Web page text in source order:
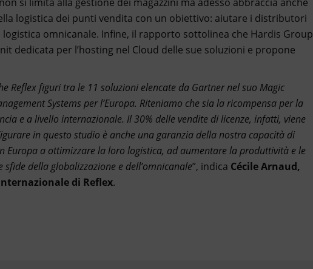
logistica dei punti vendita con un obiettivo: aiutare i distributori
omnicanale. Infine, il rapporto sottolinea che Hardis Group
dedicata per l’hosting nel Cloud delle sue soluzioni e propone
Reflex figuri tra le 11 soluzioni elencate da Gartner nel suo Magic
Systems per l’Europa. Riteniamo che sia la ricompensa per la
e a livello internazionale. Il 30% delle vendite di licenze, infatti, viene
in questo studio è anche una garanzia della nostra capacità di
Europa a ottimizzare la loro logistica, ad aumentare la produttività e le
della globalizzazione e dell’omnicanale”, indica Cécile Arnaud,
di Reflex.